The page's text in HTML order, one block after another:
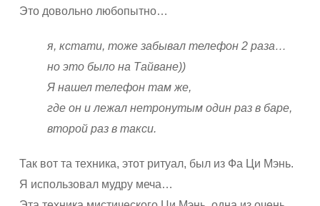
Это довольно любопытно…
я, кстати, тоже забывал телефон 2 раза…
но это было на Тайване))
Я нашел телефон там же,
где он и лежал нетронутым один раз в баре,
второй раз в такси.
Так вот та техника, этот ритуал, был из Фа Ци Мэнь.
Я использовал мудру меча…